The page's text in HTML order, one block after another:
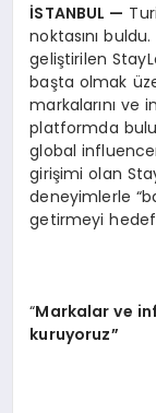
İSTANBUL —
noktasını
geliştirilen
başta olmak
markalarını ve
platformda
global
girişimi olan
deneyimlerle
getirmeyi
“Markalar ve
kuruyoruz”